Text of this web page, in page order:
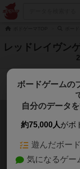
レッドレイヴン
ボードゲームの
自分のデータ
約75,000人がボ
遊んだボー
気になるゲー